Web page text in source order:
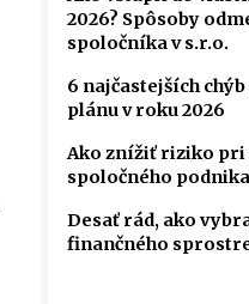
2026? Spôsoby
spoločníka v s.r.o.
6 najčastejších
plánu v roku 2026
Ako znížiť riziko pri
spoločného
Desať rád, ako
finančného